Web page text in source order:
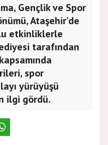
Gençlik ve Spor
Ataşehir’de
etkinliklerle
tarafından
spor
yürüyüşü
ilgi gördü.